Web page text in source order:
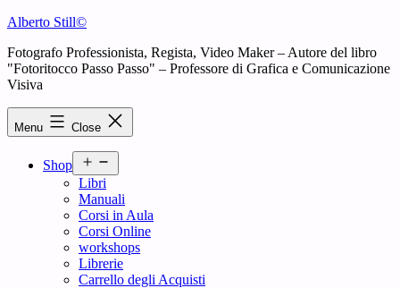
Skip
content
Alberto Still©
Fotografo Professionista, Regista, Video Maker – Autore del libro
"Fotoritocco Passo Passo" – Professore di Grafica e Comunicazione
Visiva
Menu Close
Shop
menu
Libri
Manuali
Corsi in Aula
Corsi Online
workshops
Librerie
Carrello degli Acquisti